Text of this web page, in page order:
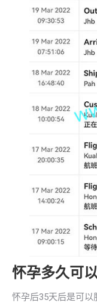
怀孕多久可
怀孕后35天后是可